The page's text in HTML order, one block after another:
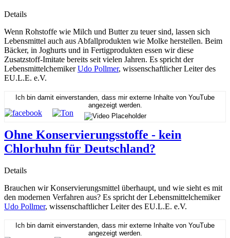
Details
Wenn Rohstoffe wie Milch und Butter zu teuer sind, lassen sich
Lebensmittel auch aus Abfallprodukten wie Molke herstellen. Beim
Bäcker, in Joghurts und in Fertigprodukten essen wir diese
Zusatzstoff-Imitate bereits seit vielen Jahren. Es spricht der
LebensmittelchemikerUdo Pollmer, wissenschaftlicher Leiter des
EU.L.E. e.V.
Ich bin damit einverstanden, dass mir externe Inhalte von YouTube
angezeigt werden.
Ohne Konservierungsstoffe - kein
Chlorhuhn für Deutschland?
Details
Brauchen wir Konservierungsmittel überhaupt, und wie sieht es mit
den modernen Verfahren aus? Es spricht der Lebensmittelchemiker
Udo Pollmer, wissenschaftlicher Leiter des EU.L.E. e.V.
Ich bin damit einverstanden, dass mir externe Inhalte von YouTube
angezeigt werden.